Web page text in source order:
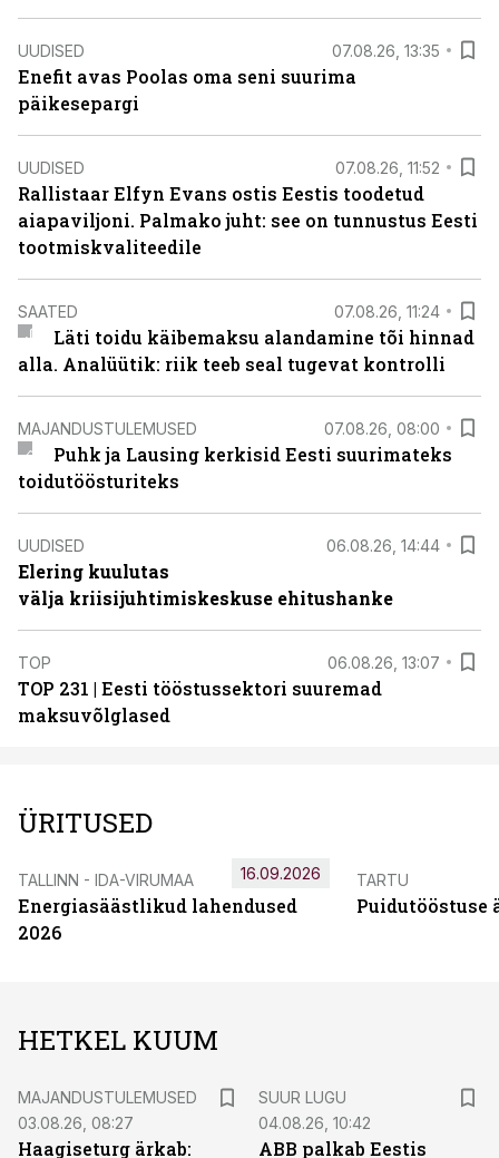
UUDISED 07.08.26, 13:35
Enefit avas Poolas oma seni suurima
päikesepargi
UUDISED 07.08.26, 11:52
Rallistaar Elfyn Evans ostis Eestis toodetud
aiapaviljoni. Palmako juht: see on tunnustus Eesti
tootmiskvaliteedile
SAATED 07.08.26, 11:24
Läti toidu käibemaksu alandamine tõi hinnad
alla. Analüütik: riik teeb seal tugevat kontrolli
MAJANDUSTULEMUSED 07.08.26, 08:00
Puhk ja Lausing kerkisid Eesti suurimateks
toidutöösturiteks
UUDISED 06.08.26, 14:44
Elering kuulutas
välja kriisijuhtimiskeskuse ehitushanke
TOP 06.08.26, 13:07
TOP 231 | Eesti tööstussektori suuremad
maksuvõlglased
ÜRITUSED
TALLINN - IDA-VIRUMAA
Energiasäästlikud lahendused
2026
16.09.2026 TARTU
Puidutööstuse
HETKEL KUUM
MAJANDUSTULEMUSED
03.08.26, 08:27
Haagiseturg ärkab:
SUUR LUGU
04.08.26, 10:42
ABB palkab Eestis